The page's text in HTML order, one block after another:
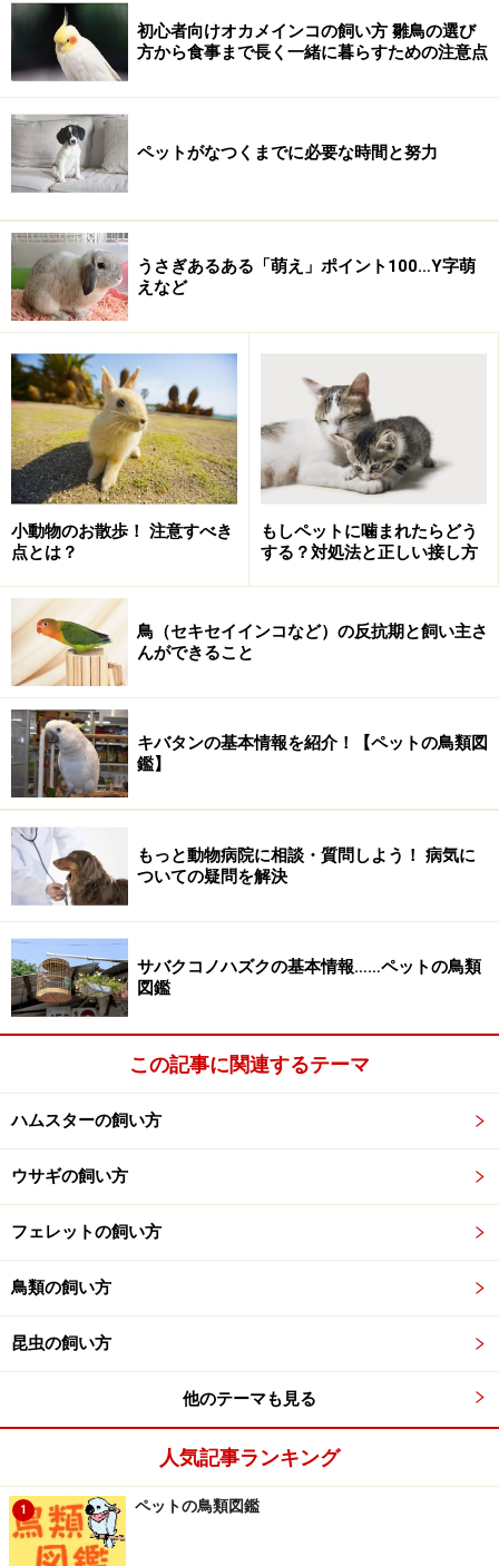
その6：痛くて噛む
見知らぬ動物に噛まれないために
その１：恐怖心から噛む
飼い始めに噛まれたとき、1番多い理由は「
す。初めての飼い主、初めての家、初めての家族など、
知らない臭いや音に囲まれると、さほど神経質ではない
子でも緊張するものです。そして、知らないがゆえに恐
怖心を刺激されてしまうことがあります。
恐怖心が刺激されても落ち着くまで自分のペースでいら
れれば噛みつくことは多くありません。ですが、ペット
を迎えた嬉しさなどから、飼い主たちはついついペット
ペットの恐怖心はよりいっそう刺激されてしまい、
なわけではないのに、噛みついてしまうのです。
触りたいし抱っこしたい気持ちもわかるのですが、飼い
始めは、ペットのペースを乱さないように注意してあげ
てください。特に小さなお子さんがいらっしゃるご家庭
では、お子さんがむやみにペットにちょっかいを出さな
トが強く噛むことがあります。小さなお子さんは強く噛
まれることでペットを怖い相手と思ってしまうことがあ
に、かまいすぎには注意してあげてください。
恐怖心から噛む場合、恐怖心が無くなれば噛むこともな
くなります。急に動いたり大声を出したりするなどのペ
ットを驚かせるような行動は慎み、無理矢理捕まえたり
しないようにして、1日も早く飼い主家族が安全で信頼
できる新しい家族だということをペットに知ってもらい
その2：興奮してしまって噛む
ペットの年齢が幼い場合に多いのが、
興奮してしまって
噛むことです。おもちゃで遊んでいたり、飼い主にじゃ
れていたりするときに、楽しすぎて興奮してしまい噛ん
でしまうことがあります。
これも若い子に多いのですが、興奮しやすい性格の子だ
と大人になっても遊んでいるときに強く噛んでしまうこ
とがあります。この場合には、しつけが必要になりま
初心者向けオカメインコの飼い方 雛鳥の選び
方から食事まで長く一緒に暮らすための注意点
ペットがなつくまでに必要な時間と努力
うさぎあるある「萌え」ポイント100…Y字萌
えなど
小動物のお散歩！ 注意すべき
点とは？
もしペットに噛まれたらどう
する？対処法と正しい接し方
鳥（セキセイインコなど）の反抗期と飼い主さ
んができること
キバタンの基本情報を紹介！【ペットの鳥類図
鑑】
もっと動物病院に相談・質問しよう！ 病気に
ついての疑問を解決
サバクコノハズクの基本情報……ペットの鳥類
図鑑
この記事に関連するテーマ
ハムスターの飼い方
ウサギの飼い方
フェレットの飼い方
鳥類の飼い方
昆虫の飼い方
他のテーマも見る
人気記事ランキング
1 ペットの鳥類図鑑